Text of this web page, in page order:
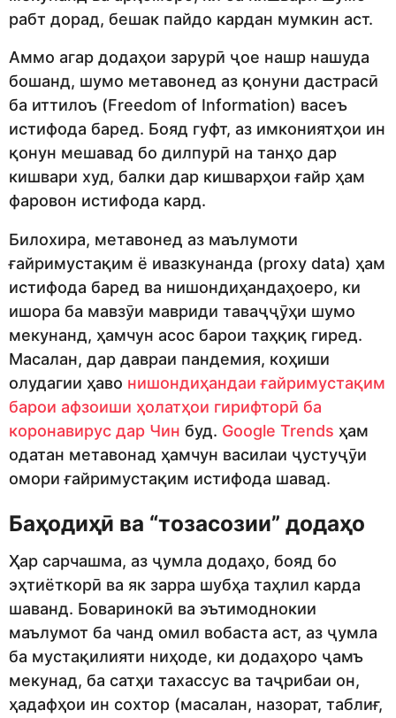
рабт дорад, бешак пайдо кардан мумкин аст.
Аммо агар додаҳои зарурӣ ҷое нашр нашуда
бошанд, шумо метавонед аз қонуни дастрасӣ
ба иттилоъ (Freedom of Information) васеъ
истифода баред. Бояд гуфт, аз имкониятҳои ин
қонун мешавад бо дилпурӣ на танҳо дар
кишвари худ, балки дар кишварҳои ғайр ҳам
фаровон истифода кард.
Билохира, метавонед аз маълумоти
ғайримустақим ё ивазкунанда (proxy data) ҳам
истифода баред ва нишондиҳандаҳоеро, ки
ишора ба мавзӯи мавриди таваҷҷӯҳи шумо
мекунанд, ҳамчун асос барои таҳқиқ гиред.
Масалан, дар давраи пандемия, коҳиши
олудагии ҳаво нишондиҳандаи ғайримустақим
барои афзоиши ҳолатҳои гирифторӣ ба
коронавирус дар Чин буд. Google Trends ҳам
одатан метавонад ҳамчун василаи ҷустуҷӯи
омори ғайримустақим истифода шавад.
Баҳодиҳӣ ва “тозасозии” додаҳо
Ҳар сарчашма, аз ҷумла додаҳо, бояд бо
эҳтиёткорӣ ва як зарра шубҳа таҳлил карда
шаванд. Боваринокӣ ва эътимоднокии
маълумот ба чанд омил вобаста аст, аз ҷумла
ба мустақилияти ниҳоде, ки додаҳоро ҷамъ
мекунад, ба сатҳи тахассус ва таҷрибаи он,
ҳадафҳои ин сохтор (масалан, назорат, таблиғ,